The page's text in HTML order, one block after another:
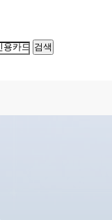
검색